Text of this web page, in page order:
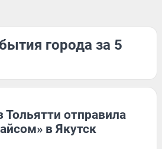
города за 5
Тольятти отправила
в Якутск